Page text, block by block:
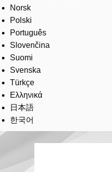
Norsk
Polski
Português
Slovenčina
Suomi
Svenska
Türkçe
Ελληνικά
日本語
한국어